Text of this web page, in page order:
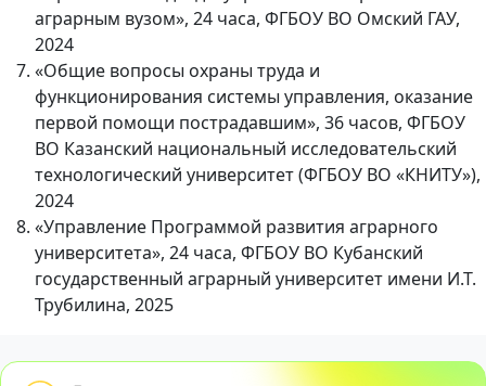
аграрным вузом», 24 часа, ФГБОУ ВО Омский ГАУ,
2024
«Общие вопросы охраны труда и
функционирования системы управления, оказание
первой помощи пострадавшим», 36 часов, ФГБОУ
ВО Казанский национальный исследовательский
технологический университет (ФГБОУ ВО «КНИТУ»),
2024
«Управление Программой развития аграрного
университета», 24 часа, ФГБОУ ВО Кубанский
государственный аграрный университет имени И.Т.
Трубилина, 2025